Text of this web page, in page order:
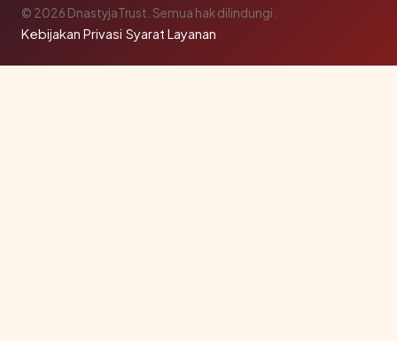
© 2026 DnastyjaTrust. Semua hak dilindungi.
Kebijakan Privasi·Syarat Layanan